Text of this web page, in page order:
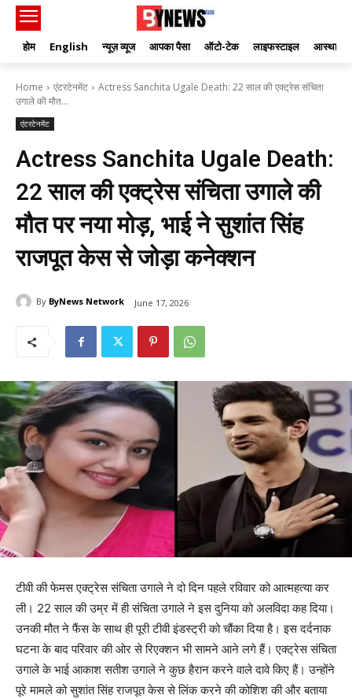
होम English न्यूज़ व्यूज आपका पैसा ऑटो-टेक लाइफस्टाइल आस्था
Home एंटरटेनमेंट
Actress Sanchita Ugale Death: 22 साल की एक्ट्रेस संचिता
उगाले की मौत...
एंटरटेनमेंट
Actress Sanchita Ugale Death:
22 साल की एक्ट्रेस संचिता उगाले की
मौत पर नया मोड़, भाई ने सुशांत सिंह
राजपूत केस से जोड़ा कनेक्शन
By ByNews Network June 17, 2026
टीवी की फेमस एक्ट्रेस संचिता उगाले ने दो दिन पहले रविवार को आत्महत्या कर
ली। 22 साल की उम्र में ही संचिता उगाले ने इस दुनिया को अलविदा कह दिया।
उनकी मौत ने फैंस के साथ ही पूरी टीवी इंडस्ट्री को चौंका दिया है। इस दर्दनाक
घटना के बाद परिवार की ओर से रिएक्शन भी सामने आने लगे हैं। एक्ट्रेस संचिता
उगाले के भाई आकाश सतीश उगाले ने कुछ हैरान करने वाले दावे किए हैं। उन्होंने
पूरे मामले को सुशांत सिंह राजपूत केस से लिंक करने की कोशिश की और बताया